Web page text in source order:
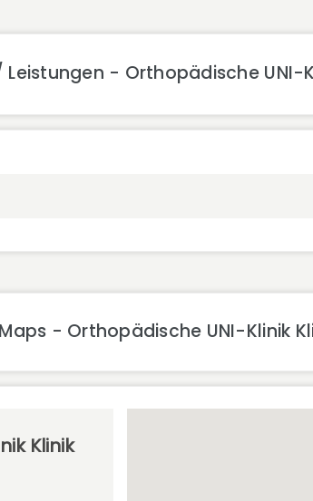
- Orthopädische UNI-
- Orthopädische UNI-Klinik
Klinik